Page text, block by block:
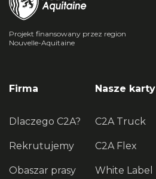
Projekt finansowany przez region
Nouvelle-Aquitaine
Firma
Dlaczego C2A?
Rekrutujemy
Obaszar prasy
Nasze karty
C2A Truck
C2A Flex
White Label